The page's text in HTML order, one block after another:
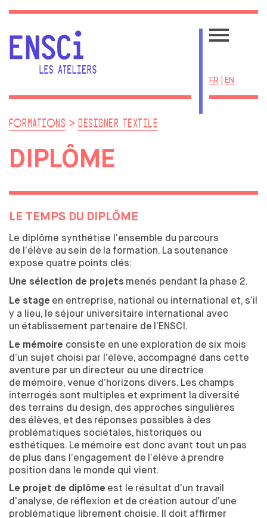
FR EN
ACTUALITÉS
ÉCOLE
UNE ÉCOLE SINGULIÈRE
LA VIE ÉTUDIANTE
RESSOURCES
LE BIS
PRIVATISATION DES ESPACES
COMMISSION ÉGALITÉS
DÉVELOPPEMENT DURABLE
L'ÉQUIPE
L'ENSCI RECRUTE
FORMATIONS
CRÉATEUR INDUSTRIEL
PARCOURS
LES PARTENARIATS ACADÉMIQUES
DIPLÔME
PROFESSIONNALISATION
DESIGNER TEXTILE
PARCOURS
DIPLÔME
PROFESSIONNALISATION
FORMATIONS DESIGNER TEXTILE
DIPLÔME
LE TEMPS DU DIPLÔME
Le diplôme synthétise l’ensemble du parcours
de l’élève au sein de la formation. La soutenance
expose quatre points clés:
Une sélection de projets menés pendant la phase 2.
Le stage en entreprise, national ou international et, s’il
y a lieu, le séjour universitaire international avec
un établissement partenaire de l’ENSCI.
Le mémoire consiste en une exploration de six mois
d’un sujet choisi par l’élève, accompagné dans cette
aventure par un directeur ou une directrice
de mémoire, venue d’horizons divers. Les champs
interrogés sont multiples et expriment la diversité
des terrains du design, des approches singulières
des élèves, et des réponses possibles à des
problématiques sociétales, historiques ou
esthétiques. Le mémoire est donc avant tout un pas
de plus dans l’engagement de l’élève à prendre
position dans le monde qui vient.
Le projet de diplôme est le résultat d’un travail
d’analyse, de réflexion et de création autour d’une
problématique librement choisie. Il doit affirmer